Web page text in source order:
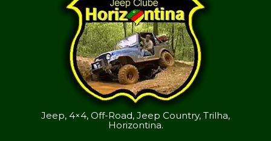
Jeep, 4×4, Off-Road, Jeep Country, Trilha,
Horizontina.